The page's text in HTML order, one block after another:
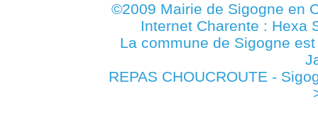
©2009 Mairie de Sigogne en
Internet Charente : Hexa
La commune de Sigogne
REPAS CHOUCROUTE -